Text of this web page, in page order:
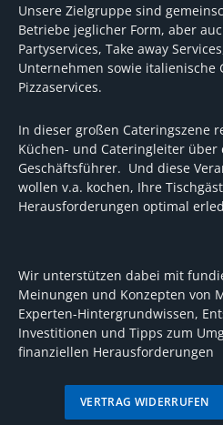
Unsere Zielgruppe sind
Betriebe jeglicher Form, aber
Partyservices, Take away
Unternehmen sowie italienische
Pizzaservices.
In dieser großen Cateringszene
Küchen- und Cateringleiter über
Geschäftsführer. Und diese
wollen v.a. kochen, Ihre
Herausforderungen optimal
Wir unterstützen dabei mit
Meinungen und Konzepten von
Experten-Hintergrundwissen,
Investitionen und Tipps zum
finanziellen Herausforderungen
VERTRAG WIDERRUFEN